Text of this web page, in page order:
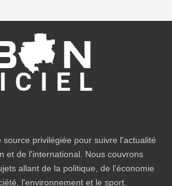
privilégiée pour suivre l'actualité
et de l'international. Nous couvrons
allant de la politique, de l'économie
l'environnement et le sport.